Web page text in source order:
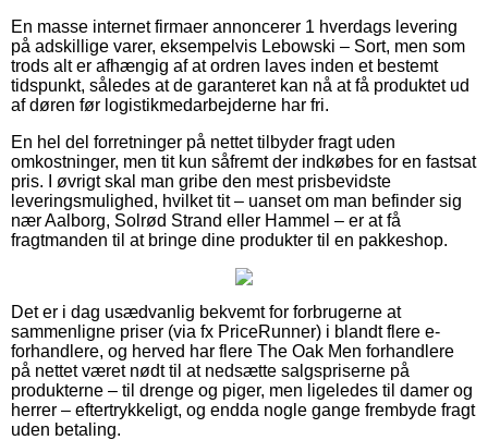
En masse internet firmaer annoncerer 1 hverdags levering
på adskillige varer, eksempelvis Lebowski – Sort, men som
trods alt er afhængig af at ordren laves inden et bestemt
tidspunkt, således at de garanteret kan nå at få produktet ud
af døren før logistikmedarbejderne har fri.
En hel del forretninger på nettet tilbyder fragt uden
omkostninger, men tit kun såfremt der indkøbes for en fastsat
pris. I øvrigt skal man gribe den mest prisbevidste
leveringsmulighed, hvilket tit – uanset om man befinder sig
nær Aalborg, Solrød Strand eller Hammel – er at få
fragtmanden til at bringe dine produkter til en pakkeshop.
Det er i dag usædvanlig bekvemt for forbrugerne at
sammenligne priser (via fx PriceRunner) i blandt flere e-
forhandlere, og herved har flere The Oak Men forhandlere
på nettet været nødt til at nedsætte salgspriserne på
produkterne – til drenge og piger, men ligeledes til damer og
herrer – eftertrykkeligt, og endda nogle gange frembyde fragt
uden betaling.